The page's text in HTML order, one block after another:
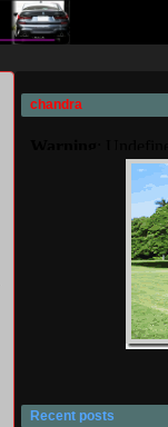
chandra
Recent posts